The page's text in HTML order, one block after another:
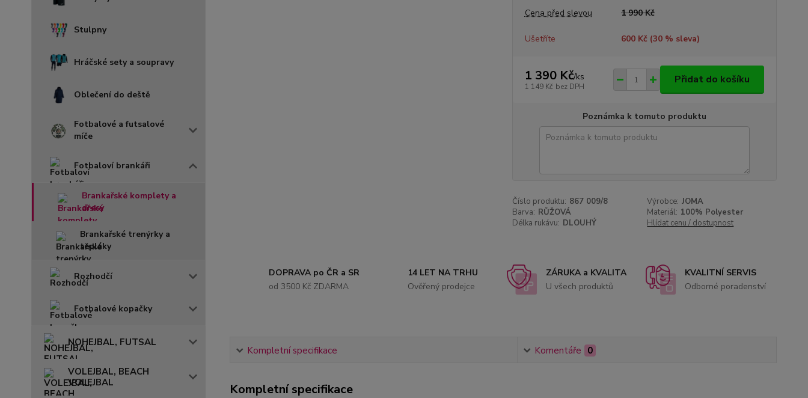
Stulpny
Hráčské sety a soupravy
Oblečení do deště
Fotbalové a futsalové
míče
Fotbaloví brankáři
Brankařské komplety a
dresy
Brankařské trenýrky a
tepláky
Rozhodčí
Fotbalové kopačky
NOHEJBAL, FUTSAL
VOLEJBAL, BEACH
VOLEJBAL
Cena před slevou 1 990 Kč
Ušetříte 600 Kč (30% sleva)
1 390 Kč/ks
1 149 Kč bez DPH
Přidat do košíku
Poznámka k tomuto produktu
Číslo produktu: 867 009/8 Výrobce: JOMA
Barva: RŮŽOVÁ Materiál: 100% Polyester
Délka rukávu: DLOUHÝ Hlídat cenu / dostupnost
DOPRAVA po ČR a SR
od 3500 Kč ZDARMA
14 LET NA TRHU
Ověřený prodejce
ZÁRUKA a KVALITA
U všech produktů
KVALITNÍ SERVIS
Odborné poradenství
Kompletní specifikace Komentáře 0
Kompletní specifikace